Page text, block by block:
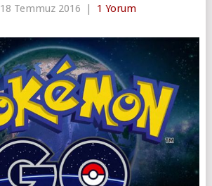
18 Temmuz 2016 | 1 Yorum